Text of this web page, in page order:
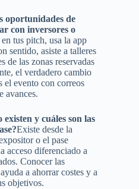
oportunidades de
con inversores o
tus pitch, usa la app
sentido, asiste a talleres
de las zonas reservadas
el verdadero cambio
el evento con correos
avances.
existen y cuáles son las
Existe desde la
o el pase
acceso diferenciado a
Conocer las
a ahorrar costes y a
objetivos.